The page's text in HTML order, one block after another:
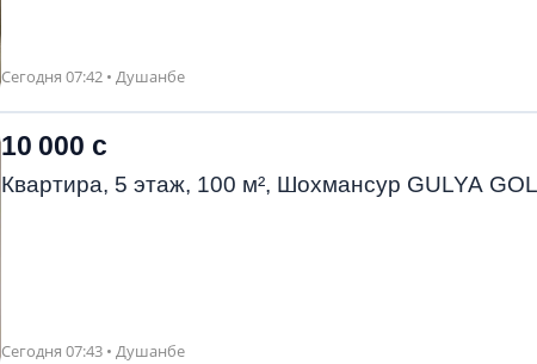
Сегодня 07:42 • Душанбе
10 000 с
Квартира, 5 этаж, 100 м², Шохмансур GULYA
Сегодня 07:43 • Душанбе